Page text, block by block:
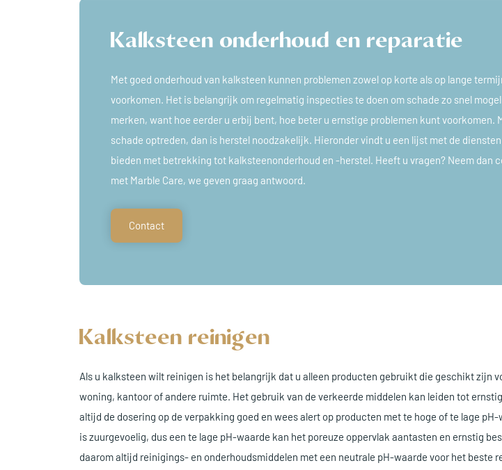
Kalksteen onderhoud en reparatie
Met goed onderhoud van kalksteen kunnen problemen zowel op korte als op lange
voorkomen. Het is belangrijk om regelmatig inspecties te doen om schade zo snel
merken, want hoe eerder u erbij bent, hoe beter u ernstige problemen kunt voorkomen.
schade optreden, dan is herstel noodzakelijk. Hieronder vindt u een lijst met de
bieden met betrekking tot kalksteenonderhoud en -herstel. Heeft u vragen? Neem dan
met Marble Care, we geven graag antwoord.
Contact
Kalksteen reinigen
Als u kalksteen wilt reinigen is het belangrijk dat u alleen producten gebruikt die geschikt zijn
woning, kantoor of andere ruimte. Het gebruik van de verkeerde middelen kan leiden tot
altijd de dosering op de verpakking goed en wees alert op producten met te hoge of te lage
is zuurgevoelig, dus een te lage pH-waarde kan het poreuze oppervlak aantasten en ernstig
daarom altijd reinigings- en onderhoudsmiddelen met een neutrale pH-waarde voor het beste